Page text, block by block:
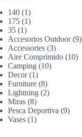
140 11
producto
175 11
35 11
producto
Accesorios Outdoor 99
Accessories 33
productos
Aire Comprimido 1010
Camping 1010
Decor 11
producto
Furniture 88
productos
Lightning 22
Miras 88
productos
Pesca Deportiva 99
Vases 11